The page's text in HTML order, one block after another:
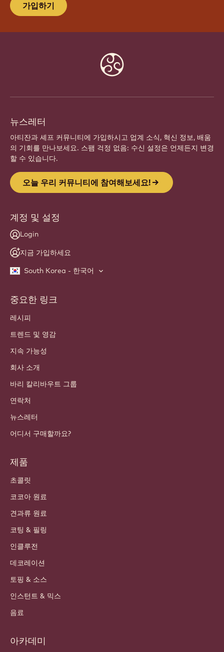
가입하기
뉴스레터
아티잔과 셰프 커뮤니티에 가입하시고 업계 소식, 혁신 정보, 배움
의 기회를 만나보세요. 스팸 걱정 없음: 수신 설정은 언제든지 변경
할 수 있습니다.
오늘 우리 커뮤니티에 참여해보세요!
계정 및 설정
Login
지금 가입하세요
South Korea - 한국어
Footer
Callebaut
중요한 링크
레시피
트렌드 및 영감
지속 가능성
회사 소개
바리 칼리바우트 그룹
연락처
뉴스레터
어디서 구매할까요?
제품
초콜릿
코코아 원료
견과류 원료
코팅 & 필링
인클루전
데코레이션
토핑 & 소스
인스턴트 & 믹스
음료
아카데미